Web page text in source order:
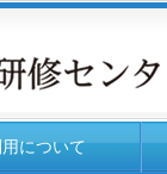
について